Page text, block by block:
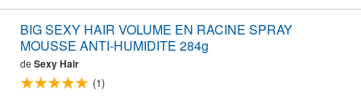
BIG SEXY HAIR VOLUME EN RACINE SPRAY
MOUSSE ANTI-HUMIDITE 284g
de Sexy Hair
(1)